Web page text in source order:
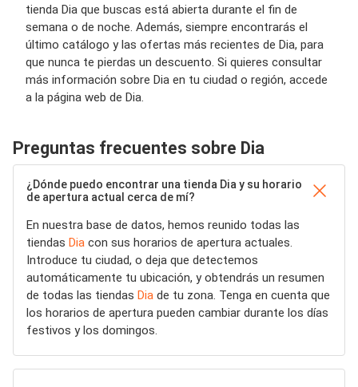
tienda Dia que buscas está abierta durante el fin de
semana o de noche. Además, siempre encontrarás el
último catálogo y las ofertas más recientes de Dia, para
que nunca te pierdas un descuento. Si quieres consultar
más información sobre Dia en tu ciudad o región, accede
a la página web de Dia.
Preguntas frecuentes sobre Dia
¿Dónde puedo encontrar una tienda Dia y su horario
de apertura actual cerca de mí?
En nuestra base de datos, hemos reunido todas las
tiendas Dia con sus horarios de apertura actuales.
Introduce tu ciudad, o deja que detectemos
automáticamente tu ubicación, y obtendrás un resumen
de todas las tiendas Dia de tu zona. Tenga en cuenta que
los horarios de apertura pueden cambiar durante los días
festivos y los domingos.